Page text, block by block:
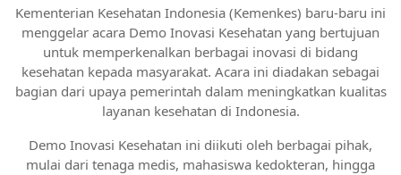
Kementerian Kesehatan Indonesia (Kemenkes) baru-baru ini
menggelar acara Demo Inovasi Kesehatan yang bertujuan
untuk memperkenalkan berbagai inovasi di bidang
kesehatan kepada masyarakat. Acara ini diadakan sebagai
bagian dari upaya pemerintah dalam meningkatkan kualitas
layanan kesehatan di Indonesia.
Demo Inovasi Kesehatan ini diikuti oleh berbagai pihak,
mulai dari tenaga medis, mahasiswa kedokteran, hingga